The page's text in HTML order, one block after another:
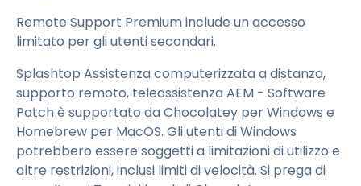
Remote Support Premium include un accesso
limitato per gli utenti secondari.
Splashtop Assistenza computerizzata a distanza,
supporto remoto, teleassistenza AEM - Software
Patch è supportato da Chocolatey per Windows e
Homebrew per MacOS. Gli utenti di Windows
potrebbero essere soggetti a limitazioni di utilizzo e
altre restrizioni, inclusi limiti di velocità. Si prega di